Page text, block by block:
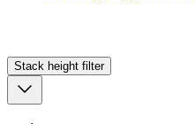
Stack height filter